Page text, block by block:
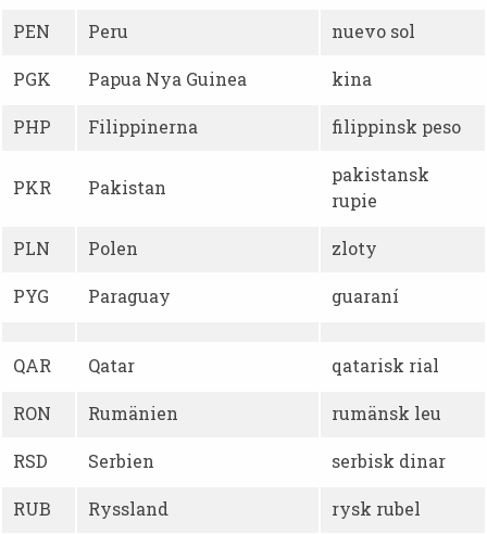
PEN Peru nuevo sol
PGK Papua Nya Guinea kina
PHP Filippinerna filippinsk peso
PKR Pakistan
pakistansk
rupie
PLN Polen zloty
PYG Paraguay guaraní
QAR Qatar qatarisk rial
RON Rumänien rumänsk leu
RSD Serbien serbisk dinar
RUB Ryssland rysk rubel